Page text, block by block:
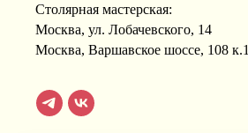
Столярная мастерская:
Москва, ул. Лобачевского, 14
Москва, Варшавское шоссе, 108 к.1